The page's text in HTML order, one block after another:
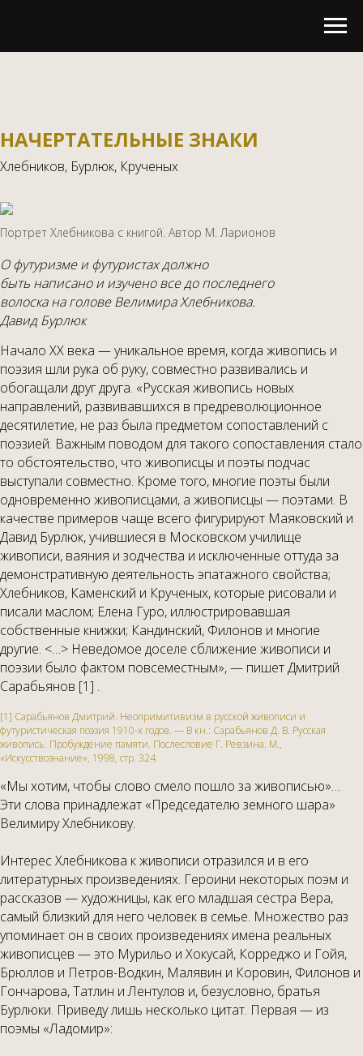
НАЧЕРТАТЕЛЬНЫЕ ЗНАКИ
Хлебников, Бурлюк, Крученых
Портрет Хлебникова с книгой. Автор М. Ларионов
О футуризме и футуристах должно
быть написано и изучено все до последнего
волоска на голове Велимира Хлебникова.
Давид Бурлюк
Начало ХХ века — уникальное время, когда живопись и
поэзия шли рука об руку, совместно развивались и
обогащали друг друга. «Русская живопись новых
направлений, развивавшихся в предреволюционное
десятилетие, не раз была предметом сопоставлений с
поэзией. Важным поводом для такого сопоставления стало
то обстоятельство, что живописцы и поэты подчас
выступали совместно. Кроме того, многие поэты были
одновременно живописцами, а живописцы — поэтами. В
качестве примеров чаще всего фигурируют Маяковский и
Давид Бурлюк, учившиеся в Московском училище
живописи, ваяния и зодчества и исключенные оттуда за
демонстративную деятельность эпатажного свойства;
Хлебников, Каменский и Крученых, которые рисовали и
писали маслом; Елена Гуро, иллюстрировавшая
собственные книжки; Кандинский, Филонов и многие
другие. <…> Неведомое доселе сближение живописи и
поэзии было фактом повсеместным», — пишет Дмитрий
Сарабьянов [1] .
[1] Сарабьянов Дмитрий. Неопримитивизм в русской живописи и
футуристическая поэзия 1910-х годов. — В кн.: Сарабьянов Д. В. Русская
живопись. Пробуждение памяти. Послесловие Г. Ревзина. М.,
«Искусствознание», 1998, стр. 324.
«Мы хотим, чтобы слово смело пошло за живописью»…
Эти слова принадлежат «Председателю земного шара»
Велимиру Хлебникову.
Интерес Хлебникова к живописи отразился и в его
литературных произведениях. Героини некоторых поэм и
рассказов — художницы, как его младшая сестра Вера,
самый близкий для него человек в семье. Множество раз
упоминает он в своих произведениях имена реальных
живописцев — это Мурильо и Хокусай, Корреджо и Гойя,
Брюллов и Петров-Водкин, Малявин и Коровин, Филонов и
Гончарова, Татлин и Лентулов и, безусловно, братья
Бурлюки. Приведу лишь несколько цитат. Первая — из
поэмы «Ладомир»: